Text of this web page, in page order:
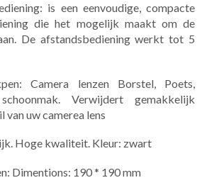
is een eenvoudige, compacte
die het mogelijk maakt om de
De afstandsbediening werkt tot 5
Camera lenzen Borstel, Poets,
Verwijdert gemakkelijk
uw camerea lens
Hoge kwaliteit. Kleur: zwart
Dimentions: 190 * 190 mm